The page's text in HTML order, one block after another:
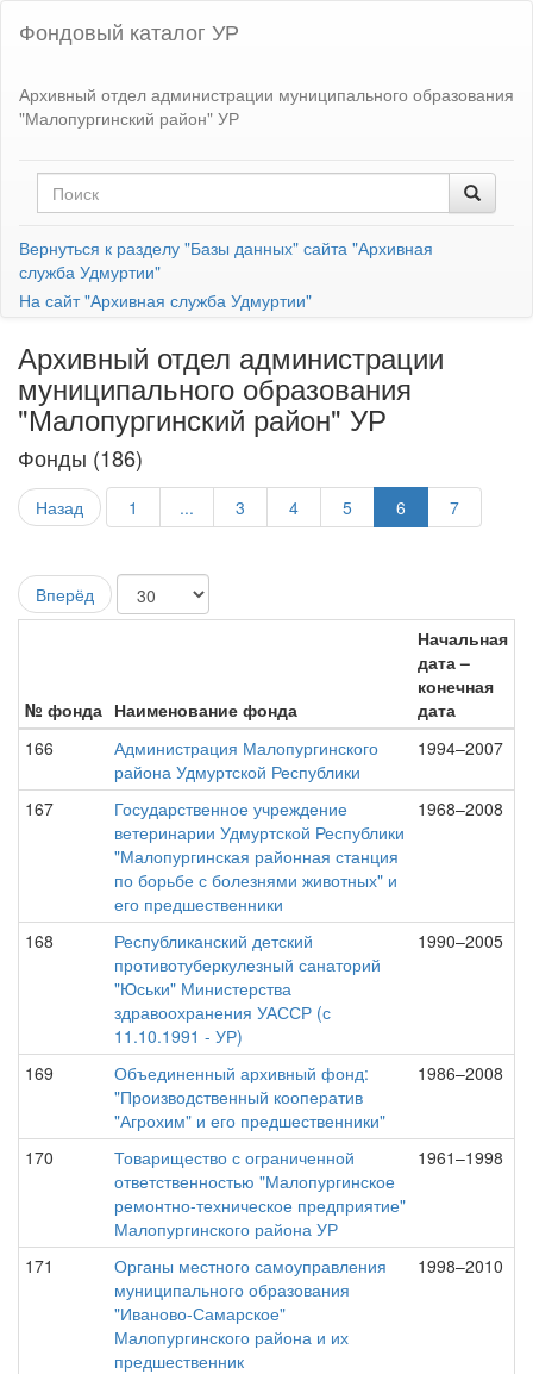
Фондовый каталог УР
Архивный отдел администрации муниципального образования
"Малопургинский район" УР
Вернуться к разделу "Базы данных" сайта "Архивная
служба Удмуртии"
На сайт "Архивная служба Удмуртии"
Архивный отдел администрации
муниципального образования
"Малопургинский район" УР
Фонды (186)
Назад 1 ... 3 4 5 6 7
Вперёд
№ фонда Наименование фонда
Начальная
дата –
конечная
дата
166
Администрация Малопургинского
района Удмуртской Республики
1994–2007
167
Государственное учреждение
ветеринарии Удмуртской Республики
"Малопургинская районная станция
по борьбе с болезнями животных" и
его предшественники
1968–2008
168
Республиканский детский
противотуберкулезный санаторий
"Юськи" Министерства
здравоохранения УАССР (с
11.10.1991 - УР)
1990–2005
169
Объединенный архивный фонд:
"Производственный кооператив
"Агрохим" и его предшественники"
1986–2008
170
Товарищество с ограниченной
ответственностью "Малопургинское
ремонтно-техническое предприятие"
Малопургинского района УР
1961–1998
171
Органы местного самоуправления
муниципального образования
"Иваново-Самарское"
Малопургинского района и их
предшественник
1998–2010